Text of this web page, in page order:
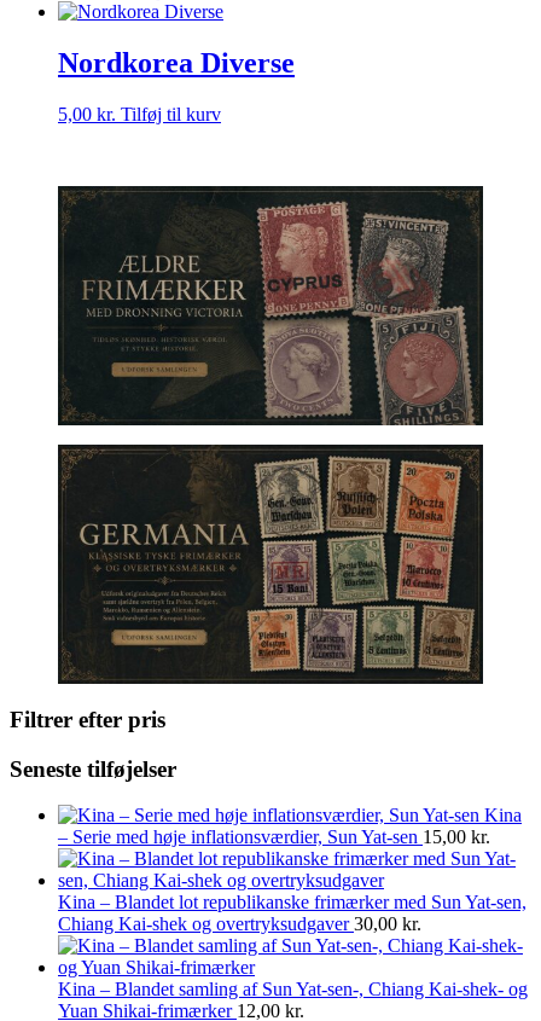
Nordkorea Diverse
5,00 kr. Tilføj til kurv
Filtrer efter pris
Seneste tilføjelser
Kina
– Serie med høje inflationsværdier, Sun Yat-sen 15,00 kr.
Kina – Blandet lot republikanske frimærker med Sun Yat-sen,
Chiang Kai-shek og overtryksudgaver 30,00 kr.
Kina – Blandet samling af Sun Yat-sen-, Chiang Kai-shek- og
Yuan Shikai-frimærker 12,00 kr.